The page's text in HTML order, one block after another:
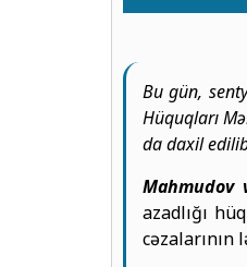
Bu gün,
Hüquqları
da daxil
Mahmudov
azadlığı
cəzalarının